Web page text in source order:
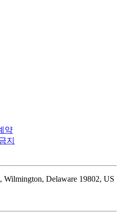
약
지
Wilmington, Delaware 19802, US